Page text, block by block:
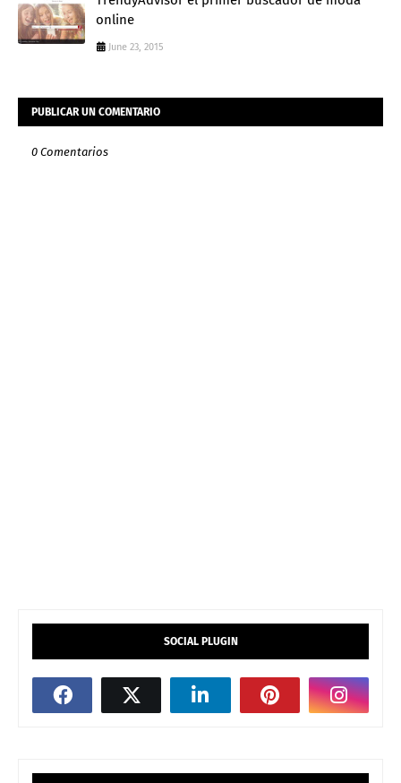
online
June 23, 2015
PUBLICAR UN COMENTARIO
0 Comentarios
SOCIAL PLUGIN